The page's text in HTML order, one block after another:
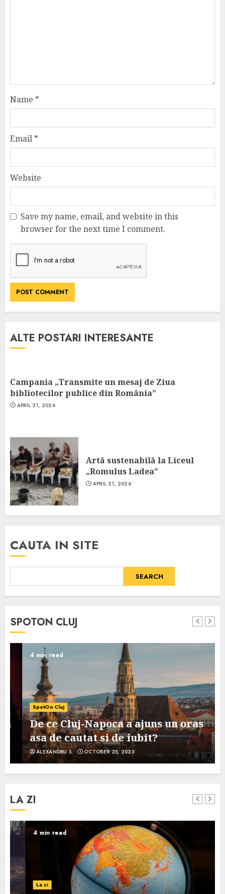
Name *
Email *
Website
Save my name, email, and website in this
browser for the next time I comment.
ALTE POSTARI INTERESANTE
Campania „Transmite un mesaj de Ziua
bibliotecilor publice din România”
APRIL 21, 2026
Artă sustenabilă la Liceul
„Romulus Ladea”
APRIL 21, 2026
CAUTA IN SITE
SEARCH
SPOTON CLUJ
4 min read
SpotOn Cluj
De ce Cluj-Napoca a ajuns un oras
asa de cautat si de iubit?
ALEXANDRU S. OCTOBER 25, 2023
LA ZI
4 min read
La zi